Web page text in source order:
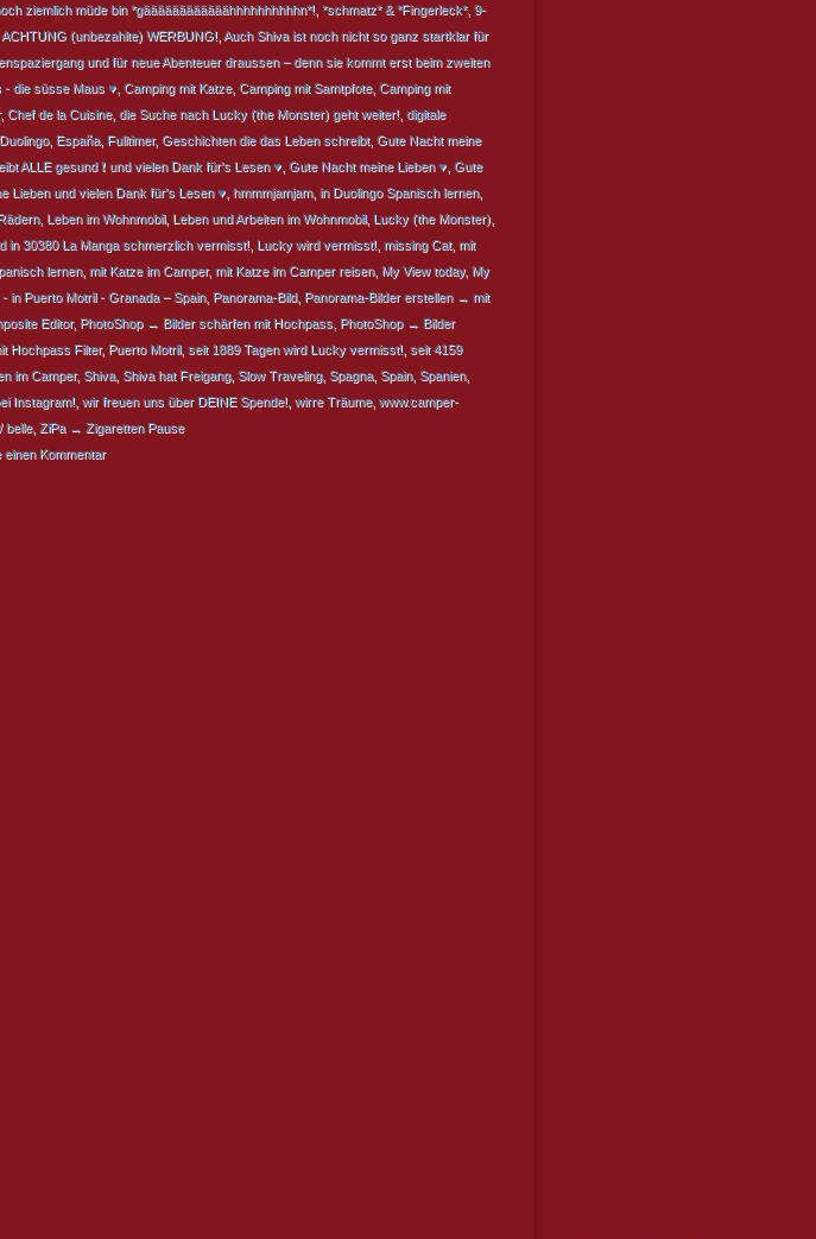
ziemlich müde bin *gäääääääääääähhhhhhhhhhn*! *schmatz* & *Fingerleck*, 9-
ACHTUNG (unbezahlte) WERBUNG! Auch Shiva ist noch nicht so ganz startklar für
und für neue Abenteuer draussen – denn sie kommt erst beim zweiten
- die süsse Maus ♥ Camping mit Katze, Camping mit Samtpfote, Camping mit
, Chef de la Cuisine, die Suche nach Lucky (the Monster) geht weiter! digitale
Duolingo, España, Fulltimer, Geschichten die das Leben schreibt, Gute Nacht meine
ALLE gesund ❗ und vielen Dank für's Lesen ♥ Gute Nacht meine Lieben ♥ Gute
Lieben und vielen Dank für's Lesen ♥ hmmmjamjam, in Duolingo Spanisch lernen,
, Leben im Wohnmobil, Leben und Arbeiten im Wohnmobil, Lucky (the Monster)
in 30380 La Manga schmerzlich vermisst! Lucky wird vermisst! missing Cat, mit
lernen, mit Katze im Camper, mit Katze im Camper reisen, My View today, My
in Puerto Motril - Granada – Spain, Panorama-Bild, Panorama-Bilder erstellen → mit
Editor, PhotoShop → Bilder schärfen mit Hochpass PhotoShop → Bilder
Hochpass Filter, Puerto Motril, seit 1889 Tagen wird Lucky vermisst! seit 4159
im Camper, Shiva, Shiva hat Freigang, Slow Traveling, Spagna, Spain, Spanien,
Instagram! wir freuen uns über DEINE Spende! wirre Träume, www.camper-
belle, ZiPa → Zigaretten Pause
einen Kommentar